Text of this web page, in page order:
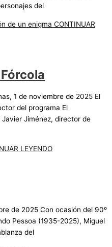
del
de un enigma CONTINUAR
1 de noviembre de 2025 El
del programa El
Jiménez, director de
LEYENDO
de 2025 Con ocasión del 90º
Pessoa (1935-2025), Miguel
del